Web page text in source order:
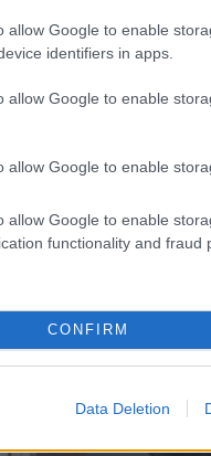
allow Google to enable
identifiers in apps.
allow Google to enable
allow Google to enable
allow Google to enable
functionality and fraud
CONFIRM
Data Deletion
adataimat más
féltől származó
továbbra is az
teszi a band
9-nél.